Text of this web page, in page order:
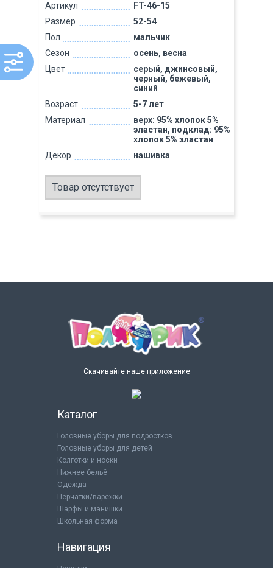
Артикул
FT-46-15
Размер
52-54
Пол
мальчик
Сезон
осень, весна
Цвет
серый, джинсовый,
черный, бежевый,
синий
Возраст
5-7 лет
Материал
верх: 95% хлопок 5%
эластан, подклад: 95%
хлопок 5% эластан
Декор
нашивка
Товар отсутствует
Скачивайте наше приложение
Каталог
Головные уборы для подростков
Головные уборы для детей
Колготки и носки
Нижнее бельё
Одежда
Перчатки/варежки
Шарфы и манишки
Школьная форма
Навигация